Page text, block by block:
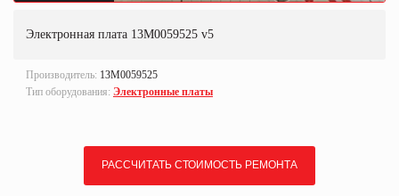
Электронная плата 13M0059525 v5
Производитель: 13M0059525
Тип оборудования: Электронные платы
РАССЧИТАТЬ СТОИМОСТЬ РЕМОНТА